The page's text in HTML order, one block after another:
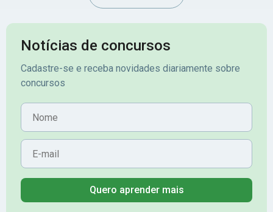
Notícias de concursos
Cadastre-se e receba novidades diariamente sobre
concursos
Nome
E-mail
Quero aprender mais